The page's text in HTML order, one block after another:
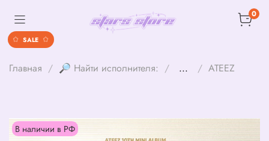
0
Главная 🔎 Найти исполнителя: ... ATEEZ
В наличии в РФ